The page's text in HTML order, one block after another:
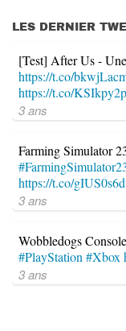
LES DERNIER
[Test] After Us -
https://t.co/
https://t.co/
3 ans
Farming Simulator
https://t.co/
3 ans
Wobbledogs
#PlayStation#Xbox
3 ans